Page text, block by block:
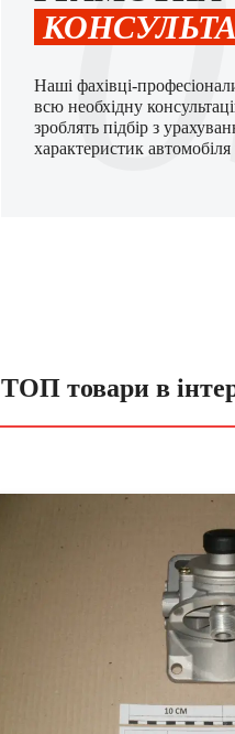
Наші фахівці-
всю необхідну
зроблять підбір з
характеристик
ТОП товари в